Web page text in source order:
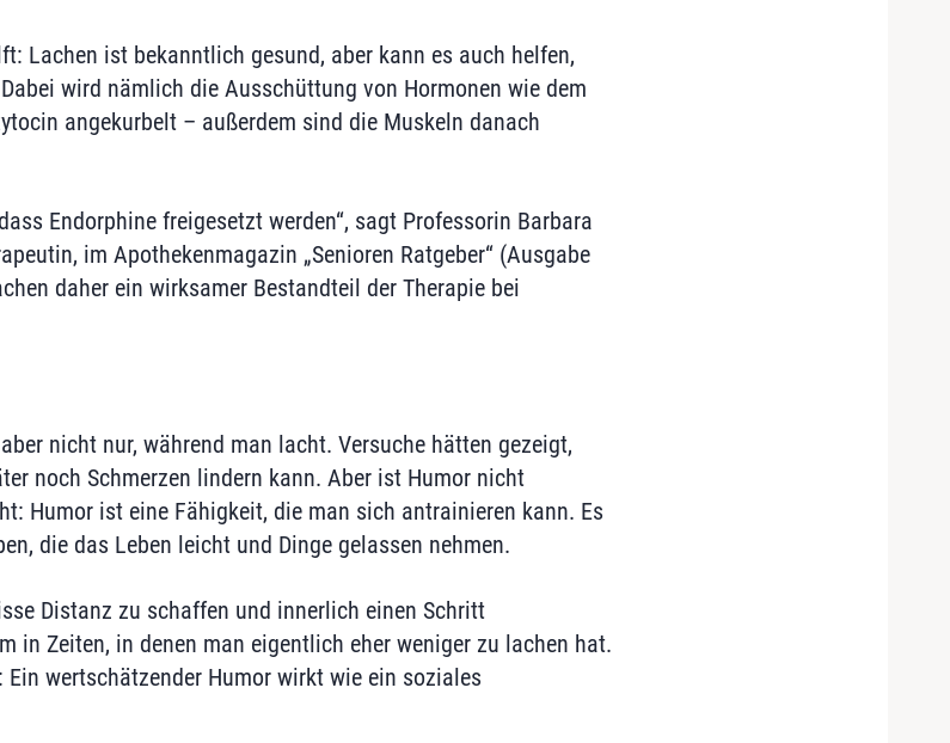
Lachen ist bekanntlich gesund, aber kann es auch helfen,
wird nämlich die Ausschüttung von Hormonen wie dem
angekurbelt – außerdem sind die Muskeln danach
Endorphine freigesetzt werden“, sagt Professorin Barbara
im Apothekenmagazin „Senioren Ratgeber“ (Ausgabe
daher ein wirksamer Bestandteil der Therapie bei
nicht nur, während man lacht. Versuche hätten gezeigt,
noch Schmerzen lindern kann. Aber ist Humor nicht
Humor ist eine Fähigkeit, die man sich antrainieren kann. Es
die das Leben leicht und Dinge gelassen nehmen.
Distanz zu schaffen und innerlich einen Schritt
in Zeiten, in denen man eigentlich eher weniger zu lachen hat.
Ein wertschätzender Humor wirkt wie ein soziales